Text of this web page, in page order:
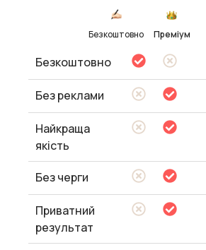
Безкоштовно Преміум
Безкоштовно
Без реклами
Найкраща
якість
Без черги
Приватний
результат